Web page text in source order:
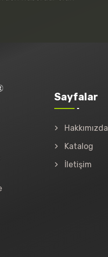
Sayfalar
Hakkımızda
Katalog
İletişim